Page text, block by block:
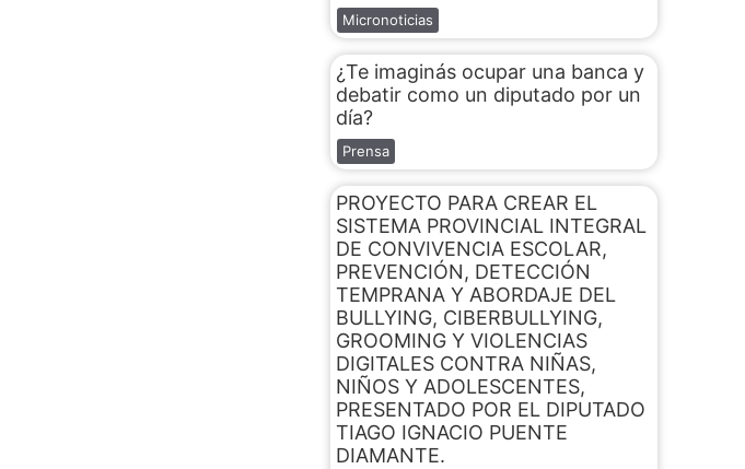
Micronoticias
¿Te imaginás ocupar una banca y
debatir como un diputado por un
día?
Prensa
PROYECTO PARA CREAR EL
SISTEMA PROVINCIAL INTEGRAL
DE CONVIVENCIA ESCOLAR,
PREVENCIÓN, DETECCIÓN
TEMPRANA Y ABORDAJE DEL
BULLYING, CIBERBULLYING,
GROOMING Y VIOLENCIAS
DIGITALES CONTRA NIÑAS,
NIÑOS Y ADOLESCENTES,
PRESENTADO POR EL DIPUTADO
TIAGO IGNACIO PUENTE
DIAMANTE.